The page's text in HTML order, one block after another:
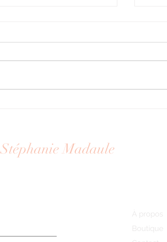
Stéphanie Madaule
À propos
Boutique